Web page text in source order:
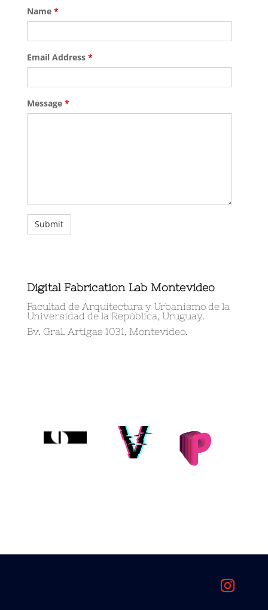
Name *
Email Address *
Message *
Digital Fabrication Lab Montevideo
Facultad de Arquitectura y Urbanismo de la
Universidad de la República, Uruguay.
Bv. Gral. Artigas 1031, Montevideo.